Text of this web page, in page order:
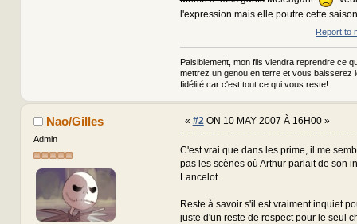
l'expression mais elle poutre cette
Report to
Paisiblement, mon fils viendra reprendre ce
mettrez un genou en terre et vous baisserez
fidélité car c'est tout ce qui vous reste!
Nao/Gilles
Admin
« #2 ON 10 MAY 2007 À 16H00 »
C'est vrai que dans les prime, il me
pas les scènes où Arthur parlait de son
Lancelot.
Reste à savoir s'il est vraiment inquiet
juste d'un reste de respect pour le seul